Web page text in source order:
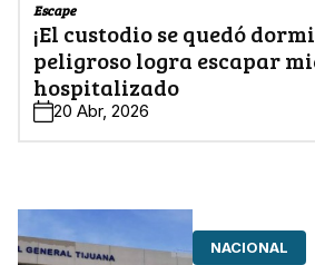
Escape
¡El custodio se quedó
peligroso logra escapar
hospitalizado
20 Abr, 2026
NACIONAL